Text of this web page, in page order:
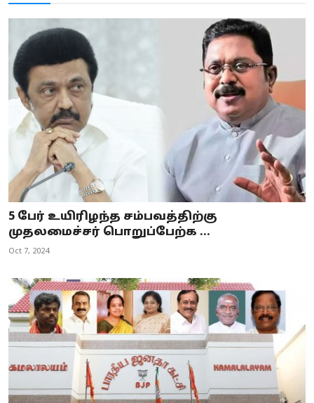
5 பேர் உயிரிழந்த சம்பவத்திற்கு
முதலமைச்சர் பொறுப்பேற்க ...
Oct 7, 2024